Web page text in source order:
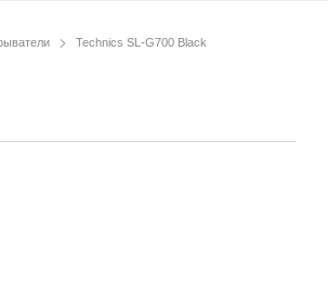
Technics SL-G700 Black